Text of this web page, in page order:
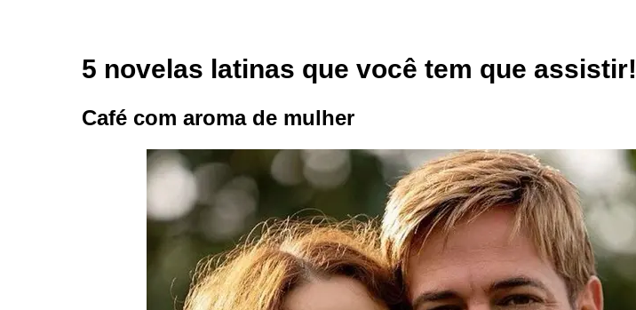
5 novelas latinas que você tem que assistir!
Café com aroma de mulher